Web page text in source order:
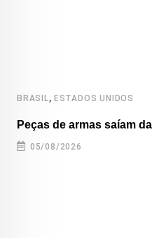
BRASIL, ESTADOS UNIDOS
Peças de armas saíam
05/08/2026